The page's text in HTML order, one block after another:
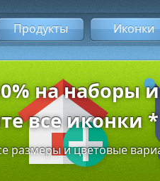
Продукты Иконки
на наборы
все иконки
размеры и цветовые